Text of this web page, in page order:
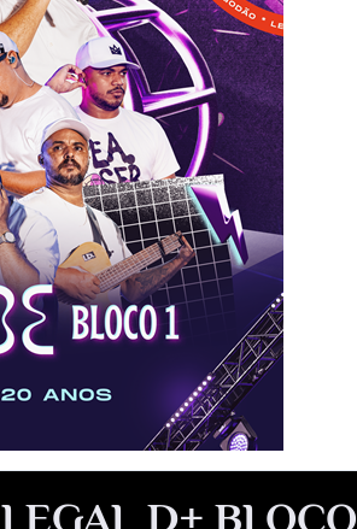
LEGAL D+ BLOCO